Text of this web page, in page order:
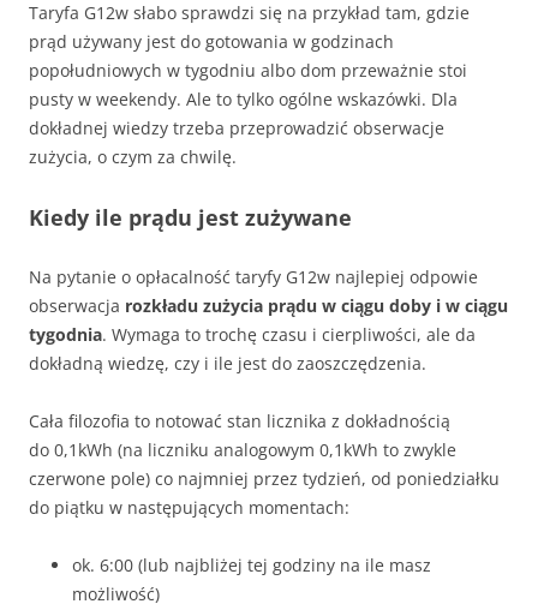
Taryfa G12w słabo sprawdzi się na przykład tam, gdzie
prąd używany jest do gotowania w godzinach
popołudniowych w tygodniu albo dom przeważnie stoi
pusty w weekendy. Ale to tylko ogólne wskazówki. Dla
dokładnej wiedzy trzeba przeprowadzić obserwacje
zużycia, o czym za chwilę.
Kiedy ile prądu jest zużywane
Na pytanie o opłacalność taryfy G12w najlepiej odpowie
obserwacja rozkładu zużycia prądu w ciągu doby i w ciągu
tygodnia. Wymaga to trochę czasu i cierpliwości, ale da
dokładną wiedzę, czy i ile jest do zaoszczędzenia.
Cała filozofia to notować stan licznika z dokładnością
do 0,1kWh (na liczniku analogowym 0,1kWh to zwykle
czerwone pole) co najmniej przez tydzień, od poniedziałku
do piątku w następujących momentach:
ok. 6:00 (lub najbliżej tej godziny na ile masz
możliwość)